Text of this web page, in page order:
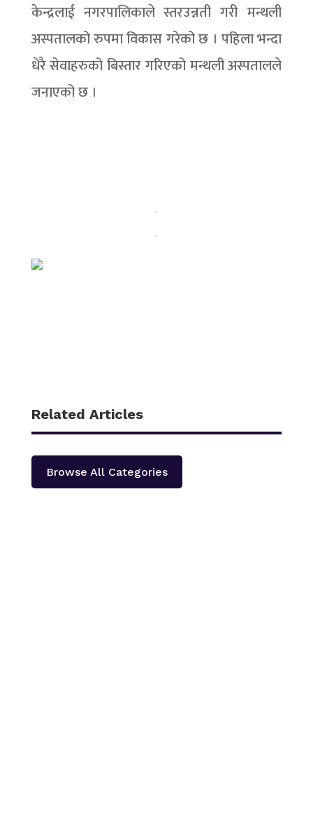
केन्द्रलाई नगरपालिकाले स्तरउन्नती गरी मन्थली
अस्पतालको रुपमा विकास गरेको छ । पहिला भन्दा
धेरै सेवाहरुको बिस्तार गरिएको मन्थली अस्पतालले
जनाएको छ ।
Related Articles
Browse All Categories